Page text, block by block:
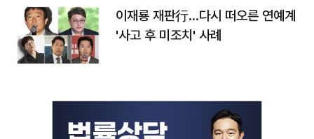
이재룡 재판行…다시 떠오른 연예계
'사고 후 미조치' 사례